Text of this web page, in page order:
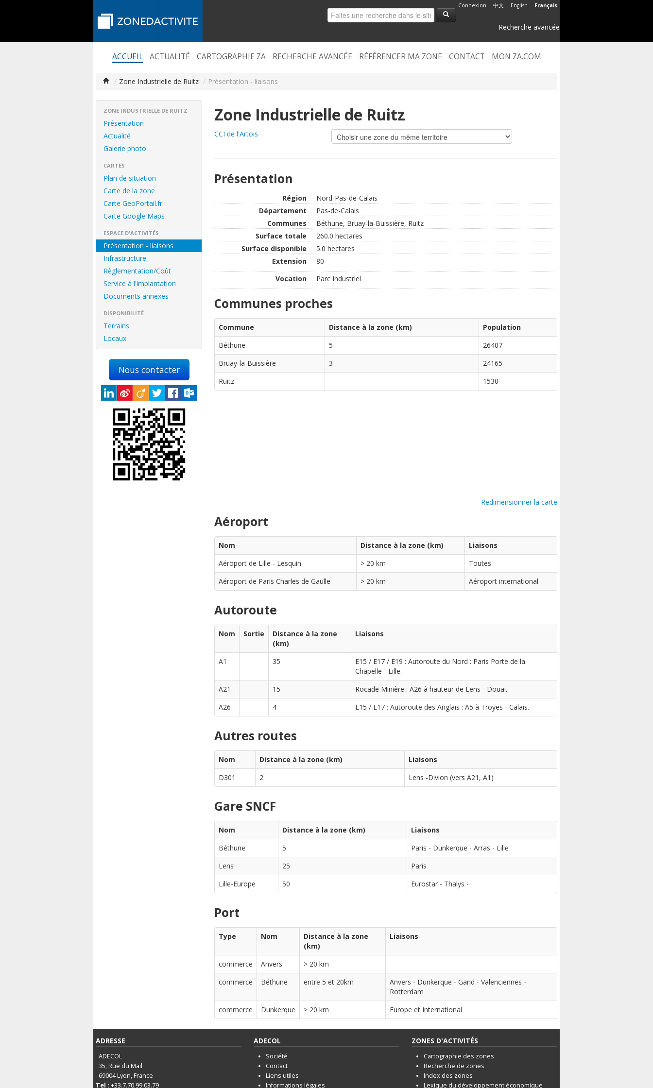
Connexion 中文 English Français
Recherche avancée
ACCUEIL ACTUALITÉ CARTOGRAPHIE ZA RECHERCHE AVANCÉE RÉFÉRENCER MA ZONE CONTACT MON ZA.COM
/ Zone Industrielle de Ruitz / Présentation - liaisons
ZONE INDUSTRIELLE DE RUITZ
Présentation
Actualité
Galerie photo
CARTES
Plan de situation
Carte de la zone
Carte GeoPortail.fr
Carte Google Maps
ESPACE D'ACTIVITÉS
Présentation - liaisons
Infrastructure
Règlementation/Coût
Service à l'implantation
Documents annexes
DISPONIBILITÉ
Terrains
Locaux
Nous contacter
Zone Industrielle de Ruitz
CCI de l'Artois
Présentation
Région
Nord-Pas-de-Calais
Département
Pas-de-Calais
Communes
Béthune, Bruay-la-Buissière, Ruitz
Surface totale
260.0 hectares
Surface disponible
5.0 hectares
Extension
80
Vocation
Parc Industriel
Communes proches
Commune Distance à la zone (km)
Population
Béthune
5
26407
Bruay-la-Buissière
3
24165
Ruitz
1530
Redimensionner la carte
Aéroport
Nom Distance à la zone (km)
Liaisons
Aéroport de Lille - Lesquin
> 20 km
Toutes
Aéroport de Paris Charles de Gaulle
> 20 km Aéroport international
Autoroute
Nom Sortie
Distance à la zone
(km)
Liaisons
A1 35
E15 / E17 / E19 : Autoroute du Nord : Paris Porte de la
Chapelle - Lille.
A21
15
Rocade Minière : A26 à hauteur de Lens - Douai.
A26
4 E15 / E17 : Autoroute des Anglais : A5 à Troyes - Calais.
Autres routes
Nom Distance à la zone (km)
Liaisons
D301
2 Lens -Divion (vers A21, A1)
Gare SNCF
Nom Distance à la zone (km)
Liaisons
Béthune
5
Paris - Dunkerque - Arras - Lille
Lens
25
Paris
Lille-Europe
50 Eurostar - Thalys -
Port
Type Nom
Distance à la zone
(km)
Liaisons
commerce Anvers
> 20 km
commerce
Béthune entre 5 et 20km
Anvers - Dunkerque - Gand - Valenciennes -
Rotterdam
commerce
Dunkerque > 20 km Europe et International
ADRESSE
ADECOL
35, Rue du Mail
69004Lyon, France
Tel : +33.7.70.99.03.79
ADECOL
Société
Contact
Liens utiles
Informations légales
ZONES D'ACTIVITÉS
Cartographie des zones
Recherche de zones
Index des zones
Lexique du développement économique